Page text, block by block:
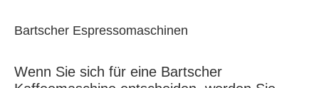
Bartscher Espressomaschinen
Wenn Sie sich für eine Bartscher